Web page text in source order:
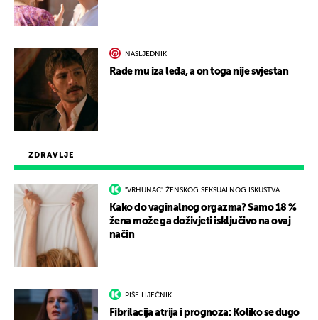
ZDRAVLJE
"VRHUNAC" ŽENSKOG SEKSUALNOG ISKUSTVA
Kako do vaginalnog orgazma? Samo 18 %
žena može ga doživjeti isključivo na ovaj
način
PIŠE LIJEČNIK
Fibrilacija atrija i prognoza: Koliko se dugo
NASLJEDNIK
Rade mu iza leđa, a on toga nije svjestan